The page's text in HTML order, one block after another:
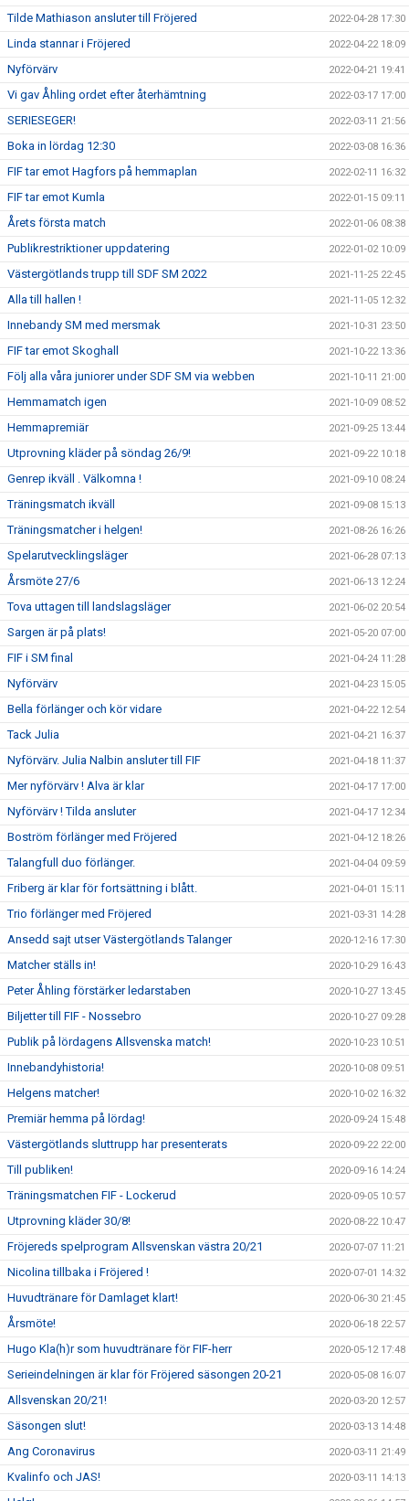
Tilde Mathiason ansluter till Fröjered 2022-04-28 17:30
Linda stannar i Fröjered 2022-04-22 18:09
Nyförvärv 2022-04-21 19:41
Vi gav Åhling ordet efter återhämtning 2022-03-17 17:00
SERIESEGER! 2022-03-11 21:56
Boka in lördag 12:30 2022-03-08 16:36
FIF tar emot Hagfors på hemmaplan 2022-02-11 16:32
FIF tar emot Kumla 2022-01-15 09:11
Årets första match 2022-01-06 08:38
Publikrestriktioner uppdatering 2022-01-02 10:09
Västergötlands trupp till SDF SM 2022 2021-11-25 22:45
Alla till hallen ! 2021-11-05 12:32
Innebandy SM med mersmak 2021-10-31 23:50
FIF tar emot Skoghall 2021-10-22 13:36
Följ alla våra juniorer under SDF SM via webben 2021-10-11 21:00
Hemmamatch igen 2021-10-09 08:52
Hemmapremiär 2021-09-25 13:44
Utprovning kläder på söndag 26/9! 2021-09-22 10:18
Genrep ikväll . Välkomna ! 2021-09-10 08:24
Träningsmatch ikväll 2021-09-08 15:13
Träningsmatcher i helgen! 2021-08-26 16:26
Spelarutvecklingsläger 2021-06-28 07:13
Årsmöte 27/6 2021-06-13 12:24
Tova uttagen till landslagsläger 2021-06-02 20:54
Sargen är på plats! 2021-05-20 07:00
FIF i SM final 2021-04-24 11:28
Nyförvärv 2021-04-23 15:05
Bella förlänger och kör vidare 2021-04-22 12:54
Tack Julia 2021-04-21 16:37
Nyförvärv. Julia Nalbin ansluter till FIF 2021-04-18 11:37
Mer nyförvärv ! Alva är klar 2021-04-17 17:00
Nyförvärv ! Tilda ansluter 2021-04-17 12:34
Boström förlänger med Fröjered 2021-04-12 18:26
Talangfull duo förlänger. 2021-04-04 09:59
Friberg är klar för fortsättning i blått. 2021-04-01 15:11
Trio förlänger med Fröjered 2021-03-31 14:28
Ansedd sajt utser Västergötlands Talanger 2020-12-16 17:30
Matcher ställs in! 2020-10-29 16:43
Peter Åhling förstärker ledarstaben 2020-10-27 13:45
Biljetter till FIF - Nossebro 2020-10-27 09:28
Publik på lördagens Allsvenska match! 2020-10-23 10:51
Innebandyhistoria! 2020-10-08 09:51
Helgens matcher! 2020-10-02 16:32
Premiär hemma på lördag! 2020-09-24 15:48
Västergötlands sluttrupp har presenterats 2020-09-22 22:00
Till publiken! 2020-09-16 14:24
Träningsmatchen FIF - Lockerud 2020-09-05 10:57
Utprovning kläder 30/8! 2020-08-22 10:47
Fröjereds spelprogram Allsvenskan västra 20/21 2020-07-07 11:21
Nicolina tillbaka i Fröjered ! 2020-07-01 14:32
Huvudtränare för Damlaget klart! 2020-06-30 21:45
Årsmöte! 2020-06-18 22:57
Hugo Kla(h)r som huvudtränare för FIF-herr 2020-05-12 17:48
Serieindelningen är klar för Fröjered säsongen 20-21 2020-05-08 16:07
Allsvenskan 20/21! 2020-03-20 12:57
Säsongen slut! 2020-03-13 14:48
Ang Coronavirus 2020-03-11 21:49
Kvalinfo och JAS! 2020-03-11 14:13